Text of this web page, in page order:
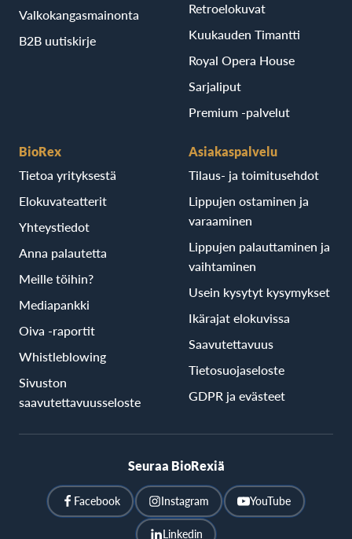
Valkokangasmainonta
B2B uutiskirje
Retroelokuvat
Kuukauden Timantti
Royal Opera House
Sarjaliput
Premium -palvelut
BioRex
Tietoa yrityksestä
Elokuvateatterit
Yhteystiedot
Anna palautetta
Meille töihin?
Mediapankki
Oiva -raportit
Whistleblowing
Sivuston
saavutettavuusseloste
Asiakaspalvelu
Tilaus- ja toimitusehdot
Lippujen ostaminen ja
varaaminen
Lippujen palauttaminen ja
vaihtaminen
Usein kysytyt kysymykset
Ikärajat elokuvissa
Saavutettavuus
Tietosuojaseloste
GDPR ja evästeet
Seuraa BioRexiä
Facebook Instagram YouTube
Linkedin